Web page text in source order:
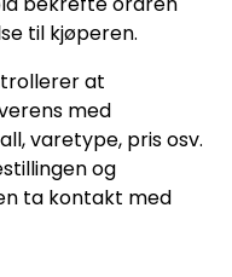
til kjøperen.
at
med
varetype, pris osv.
og
ta kontakt med